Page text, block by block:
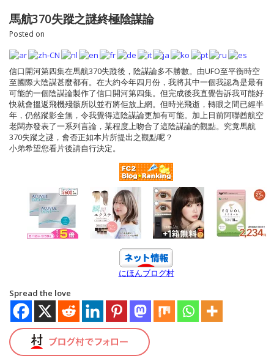
馬航370失蹤之謎終極陰謀論
Posted on
信口開河第四集在馬航370失蹤後，陰謀論多不勝數。由UFO至平衡時空
至國際大陰謀甚麼都有。在大約今年四月份，我將其中一個我認為是最有
可能的一個陰謀論製作了信口開河第四集。但完成後我直覺告訴我可能好
快就會搵返飛機殘骸所以並冇將佢放上網。但時光飛逝，轉眼之間已經半
年，仍然蹤影全無，令我覺得這陰謀論更加有可能。加上日前阿聯酋航空
老闆亦發表了一系列言論，某程度上吻合了這陰謀論的觀點。究竟馬航
370失蹤之謎，會否正如本片所提出之觀點呢？
小弟希望您看片後請自行決定。
にほんブログ村
Spread the love